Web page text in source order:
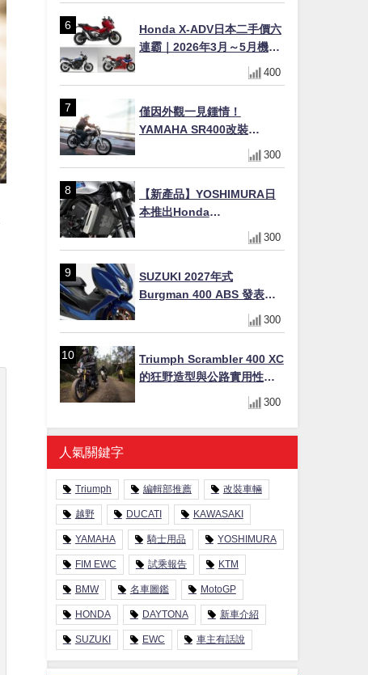
Honda X-ADV日本二手價六
連霸｜2026年3月～5月機車
轉售排行榜 CBR1000RR-R
FIREBLADE SP首度躋身前
400
僅因外觀一見鍾情！
YAMAHA SR400改裝
Tracker風格｜ 女車主的機車
人生蛻變記
300
【新產品】YOSHIMURA日
本推出Honda
CB1000F/CB1000 HORNET
專用水箱護網，六角網紋設
300
SUZUKI 2027年式
Burgman 400 ABS 發表！
8/18日本上市、支援E10汽油
售價98萬100日圓
300
Triumph Scrambler 400 XC
的狂野造型與公路實用性的
300
人氣關鍵字
Triumph 編輯部推薦 改裝車輛
越野 DUCATI KAWASAKI
YAMAHA 騎士用品 YOSHIMURA
FIM EWC 試乘報告 KTM
BMW 名車圖鑑 MotoGP
HONDA DAYTONA 新車介紹
SUZUKI EWC 車主有話說